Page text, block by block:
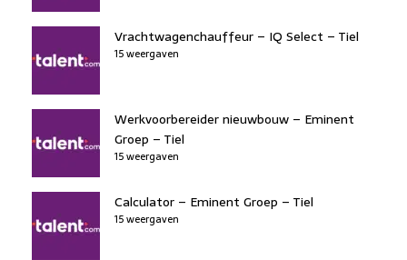
Vrachtwagenchauffeur – IQ Select – Tiel
15 weergaven
Werkvoorbereider nieuwbouw – Eminent
Groep – Tiel
15 weergaven
Calculator – Eminent Groep – Tiel
15 weergaven